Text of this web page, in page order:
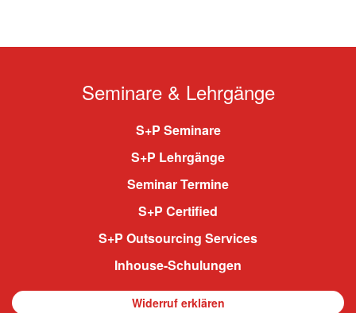
Seminare & Lehrgänge
S+P Seminare
S+P Lehrgänge
Seminar Termine
S+P Certified
S+P Outsourcing Services
Inhouse-Schulungen
Widerruf erklären